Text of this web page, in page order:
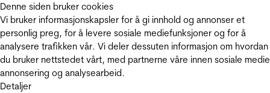
Denne siden bruker cookies
Vi bruker informasjonskapsler for å gi innhold og annonser et
personlig preg, for å levere sosiale mediefunksjoner og for å
analysere trafikken vår. Vi deler dessuten informasjon om hvordan
du bruker nettstedet vårt, med partnerne våre innen sosiale
annonsering og analysearbeid.
Detaljer